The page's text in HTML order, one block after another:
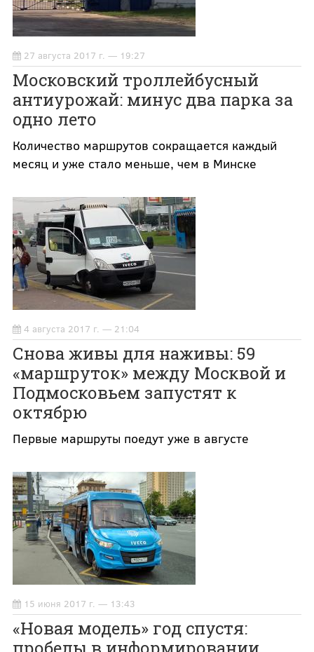
27 августа 2017 г. — 19:27
Московский троллейбусный
антиурожай: минус два парка за
одно лето
Количество маршрутов сокращается каждый
месяц и уже стало меньше, чем в Минске
4 августа 2017 г. — 21:04
Снова живы для наживы: 59
«маршруток» между Москвой и
Подмосковьем запустят к
октябрю
Первые маршруты поедут уже в августе
15 июня 2017 г. — 13:43
«Новая модель» год спустя: